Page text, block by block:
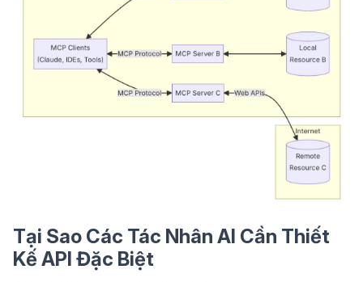
Tại Sao Các Tác Nhân AI Cần Thiết
Kế API Đặc Biệt